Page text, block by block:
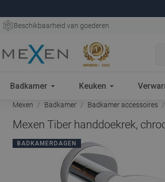
Beschikbaarheid van goederen
Badkamer Keuken
Mexen Badkamer Badkamer accessoires
Mexen Tiber handdoekrek,
BADKAMERDAGEN